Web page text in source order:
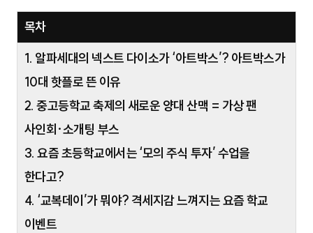
목차
1. 알파세대의 넥스트 다이소가 ‘아트박스’? 아트박스가
10대 핫플로 뜬 이유
2. 중고등학교 축제의 새로운 양대 산맥 = 가상 팬
사인회·소개팅 부스
3. 요즘 초등학교에서는 ‘모의 주식 투자’ 수업을
한다고?
4. ‘교복데이’가 뭐야? 격세지감 느껴지는 요즘 학교
이벤트